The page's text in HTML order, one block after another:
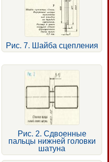
Рис. 7. Шайба сцепления
Рис. 2. Сдвоенные
пальцы нижней головки
шатуна